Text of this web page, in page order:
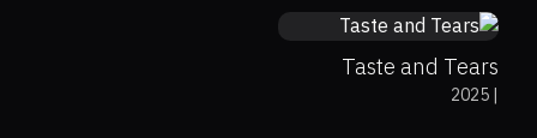
Taste and Tears
|
2025